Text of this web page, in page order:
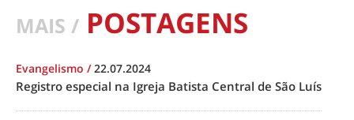
MAIS / POSTAGENS
Evangelismo /22.07.2024
Registro especial na Igreja Batista Central de São Luís